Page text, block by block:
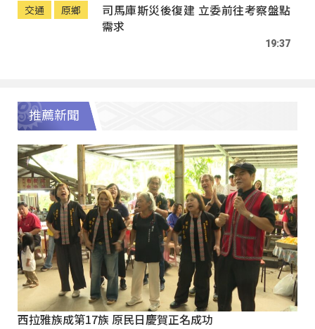
交通 原鄉
司馬庫斯災後復建 立委前往考察盤點
需求
19:37
推薦新聞
西拉雅族成第17族 原民日慶賀正名成功